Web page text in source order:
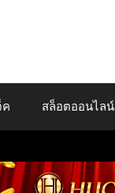
สล็อตออนไลน์